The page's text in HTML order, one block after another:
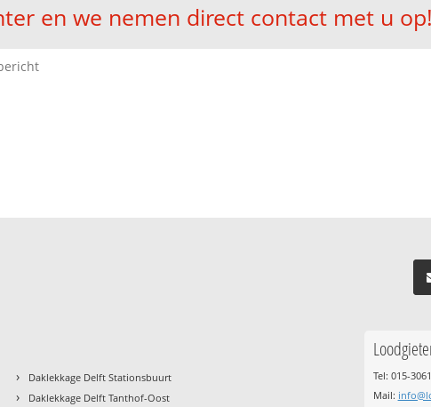
en we nemen direct contact met u op!
› Daklekkage Delft Stationsbuurt
› Daklekkage Delft Tanthof-Oost
Tel: 015-
Mail: